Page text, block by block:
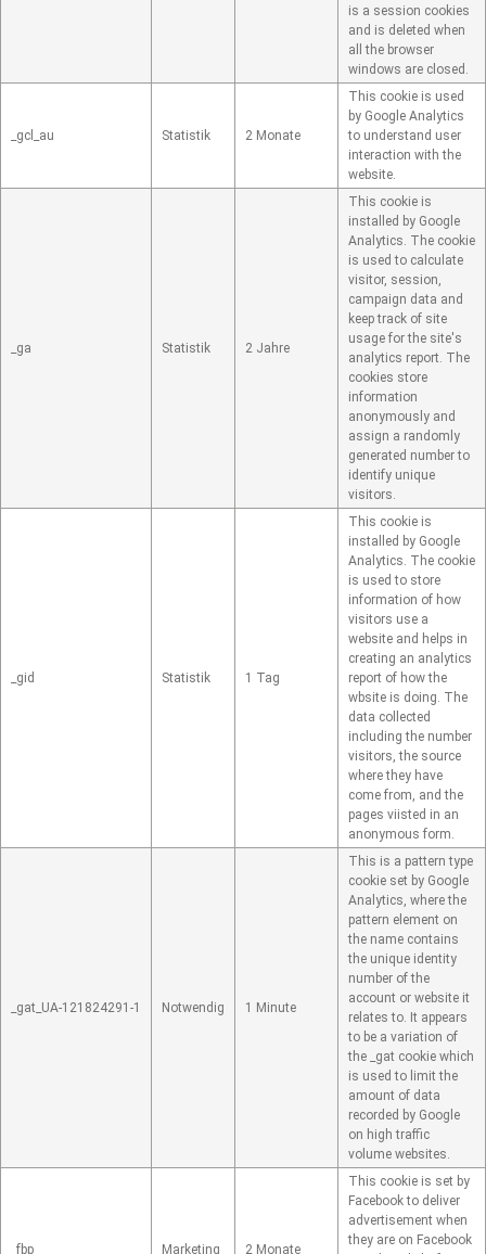
is a session cookies
and is deleted when
all the browser
windows are closed.
_gcl_au Statistik 2 Monate
This cookie is used
by Google Analytics
to understand user
interaction with the
website.
_ga Statistik 2 Jahre
This cookie is
installed by Google
Analytics. The cookie
is used to calculate
visitor, session,
campaign data and
keep track of site
usage for the site's
analytics report. The
cookies store
information
anonymously and
assign a randomly
generated number to
identify unique
visitors.
_gid Statistik 1 Tag
This cookie is
installed by Google
Analytics. The cookie
is used to store
information of how
visitors use a
website and helps in
creating an analytics
report of how the
wbsite is doing. The
data collected
including the number
visitors, the source
where they have
come from, and the
pages viisted in an
anonymous form.
_gat_UA-121824291-1 Notwendig 1 Minute
This is a pattern type
cookie set by Google
Analytics, where the
pattern element on
the name contains
the unique identity
number of the
account or website it
relates to. It appears
to be a variation of
the _gat cookie which
is used to limit the
amount of data
recorded by Google
on high traffic
volume websites.
_fbp Marketing 2 Monate
This cookie is set by
Facebook to deliver
advertisement when
they are on Facebook